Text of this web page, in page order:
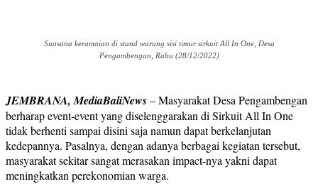
Suasana keramaian di stand warung sisi timur sirkuit All In One, Desa
Pengambengan, Rabu (28/12/2022)
JEMBRANA, MediaBaliNews– Masyarakat Desa Pengambengan
berharap event-event yang diselenggarakan di Sirkuit All In One
tidak berhenti sampai disini saja namun dapat berkelanjutan
kedepannya. Pasalnya, dengan adanya berbagai kegiatan tersebut,
masyarakat sekitar sangat merasakan impact-nya yakni dapat
meningkatkan perekonomian warga.